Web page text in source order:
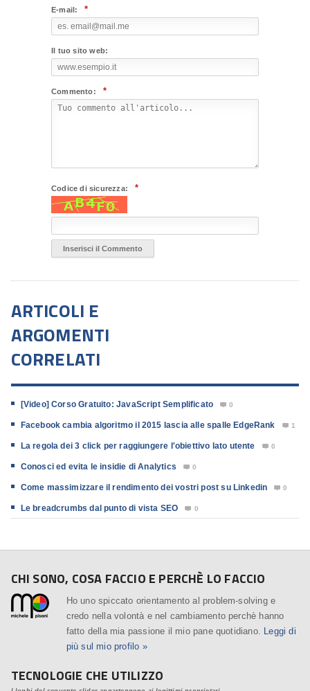
E-mail: *
Il tuo sito web:
Commento: *
Codice di sicurezza: *
ARTICOLI E
ARGOMENTI
CORRELATI
[Video] Corso Gratuito: JavaScript Semplificato  0
Facebook cambia algoritmo il 2015 lascia alle spalle EdgeRank  1
La regola dei 3 click per raggiungere l'obiettivo lato utente  0
Conosci ed evita le insidie di Analytics  0
Come massimizzare il rendimento dei vostri post su Linkedin  0
Le breadcrumbs dal punto di vista SEO  0
CHI SONO, COSA FACCIO E PERCHÈ LO FACCIO
Ho uno spiccato orientamento al problem-solving e
credo nella volontà e nel cambiamento perchè hanno
fatto della mia passione il mio pane quotidiano. Leggi di
più sul mio profilo »
TECNOLOGIE CHE UTILIZZO